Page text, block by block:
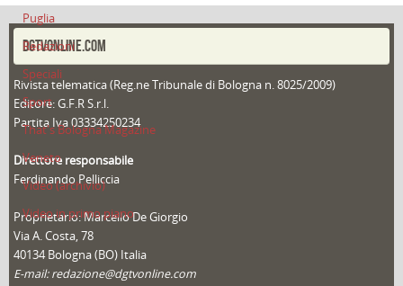
Puglia
Redazioni
Speciali
Sport
That's Bologna Magazine
Veneto
Video (archivio)
Video in primo piano
DGTVONLINE.COM
Rivista telematica (Reg.ne Tribunale di Bologna n. 8025/2009)
Editore: G.F.R S.r.l.
Partita Iva 03334250234
Direttore responsabile
Ferdinando Pelliccia
Proprietario: Marcello De Giorgio
Via A. Costa, 78
40134 Bologna (BO) Italia
E-mail: redazione@dgtvonline.com